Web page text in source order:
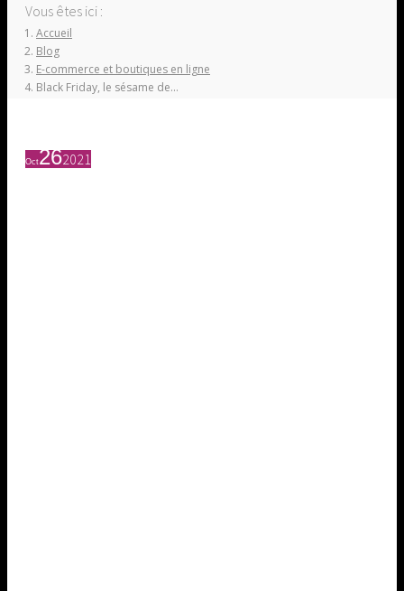
Vous êtes ici :
Accueil
Blog
E-commerce et boutiques en ligne
Black Friday, le sésame de…
Oct262021